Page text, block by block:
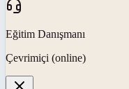
Eğitim Danışmanı
Çevrimiçi (online)